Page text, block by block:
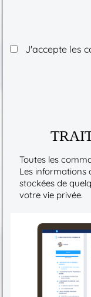
J'accepte les
Toutes les
Les informations
stockées de
votre vie privée.